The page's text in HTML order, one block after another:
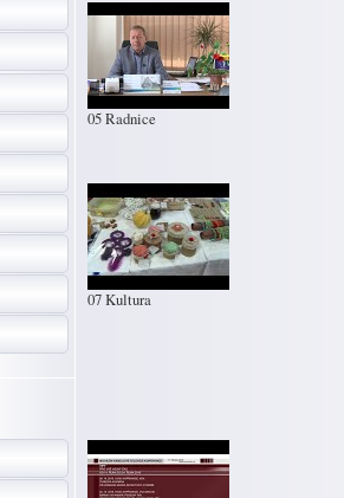
05 Radnice
07 Kultura